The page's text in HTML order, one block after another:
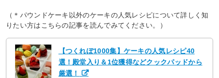
（＊パウンドケーキ以外のケーキの人気レシピについて詳しく知
りたい方はこちらの記事を読んでみてください。）
【つくれぽ1000集】ケーキの人気レシピ40
選！殿堂入り＆1位獲得などクックパッドから
厳選！